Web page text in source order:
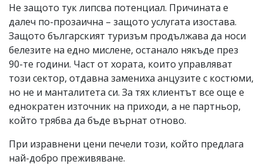
Не защото тук липсва потенциал. Причината е
далеч по-прозаична – защото услугата изостава.
Защото българският туризъм продължава да носи
белезите на едно мислене, останало някъде през
90-те години. Част от хората, които управляват
този сектор, отдавна замениха анцузите с костюми,
но не и манталитета си. За тях клиентът все още е
еднократен източник на приходи, а не партньор,
който трябва да бъде върнат отново.
При изравнени цени печели този, който предлага
най-добро преживяване.